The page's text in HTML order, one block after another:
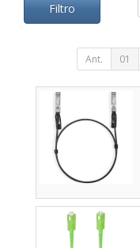
Filtro
Ant. 01